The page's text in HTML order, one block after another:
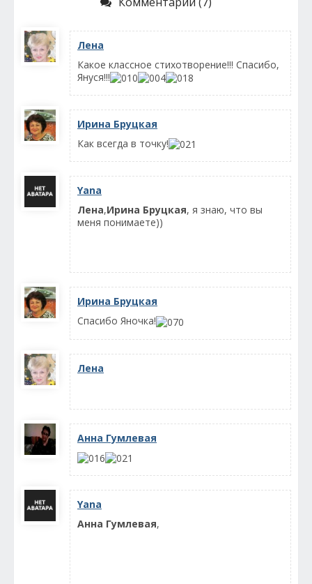
Лена
Какое классное стихотворение!!! Спасибо,
Януся!!!
Ирина Бруцкая
Как всегда в точку!
Yana
Лена,Ирина Бруцкая, я знаю, что вы
меня понимаете))
Ирина Бруцкая
Спасибо Яночка!
Лена
Анна Гумлевая
Yana
Анна Гумлевая,